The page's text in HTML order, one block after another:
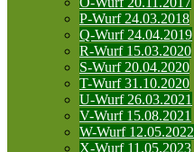
P-Wurf 24.03.2018
Q-Wurf 24.04.2019
R-Wurf 15.03.2020
S-Wurf 20.04.2020
T-Wurf 31.10.2020
U-Wurf 26.03.2021
V-Wurf 15.08.2021
W-Wurf 12.05.2022
X-Wurf 11.05.2023